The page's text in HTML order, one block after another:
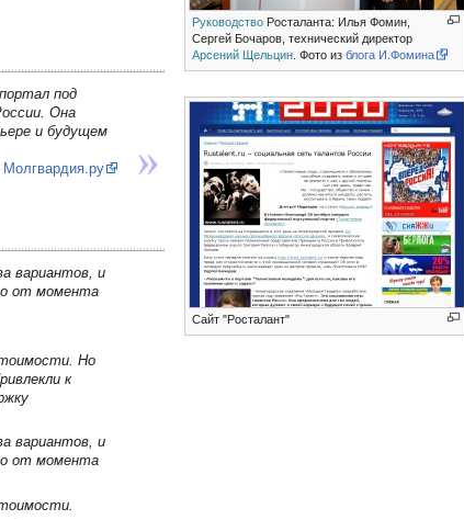
Руководство Росталанта: Илья Фомин,
Сергей Бочаров, технический директор
Арсений Щельцин . Фото изблога И.Фомина
Сайт "Росталант"
под
Она
и будущем
Молгвардия.ру
вариантов, и
от момента
Но
к
вариантов, и
от момента